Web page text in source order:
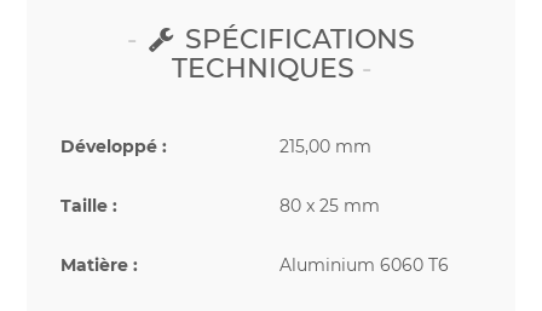
SPÉCIFICATIONS
TECHNIQUES
Développé : 215,00 mm
Taille : 80 x 25 mm
Matière : Aluminium 6060 T6